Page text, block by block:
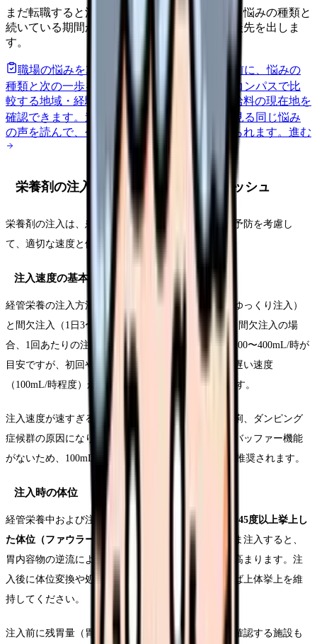
まだ転職すると決めていなくても大丈夫です。悩みの種類と
続いている期間から、次に見るべき記事と相談先を出しま
す。
職場の悩みを30秒で診断
辞めるべきか迷う前に、悩みの
種類と次の一歩を整理します。
給料コンパスで比
較する地域・経験年数・施設形態から、今の給料の現在地を
確認できます。 進む 匿名掲示板で本音を見る 同じ悩み
の声を読んで、今の職場だけの問題か確かめられます。 進む
栄養剤の注入方法｜速度・体位・フラッシュ
栄養剤の注入は、患者さんの消化吸収能力と合併症予防を考慮し
て、適切な速度と体位で行います。
注入速度の基本
経管栄養の注入方法には、持続注入（24時間かけてゆっくり注入）
と間欠注入（1日3〜4回に分けて注入）があります。間欠注入の場
合、1回あたりの注入量は200〜400mL、注入速度は200〜400mL/時が
目安ですが、初回や久しぶりの経管栄養では、より遅い速度
（100mL/時程度）から開始し、徐々に上げていきます。
注入速度が速すぎると、嘔気・嘔吐、腹部膨満、下痢、ダンピング
症候群の原因になります。特に腸瘻の場合は、胃のバッファー機能
がないため、100mL/時以下のゆっくりとした注入が推奨されます。
注入時の体位
経管栄養中および注入後30分〜1時間は、
上体を30〜45度以上挙上し
た体位（ファウラー位）
を維持します。仰臥位のまま注入すると、
胃内容物の逆流による誤嚥性肺炎のリスクが著しく高まります。注
入後に体位変換や処置が必要な場合も、可能であれば上体挙上を維
持してください。
注入前に残胃量（胃内に残っている栄養剤の量）を確認する施設も